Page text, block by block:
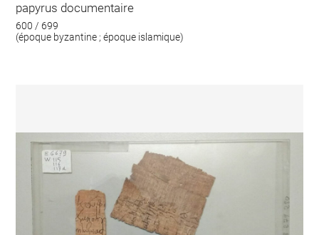
papyrus documentaire
600 / 699
(époque byzantine ; époque islamique)